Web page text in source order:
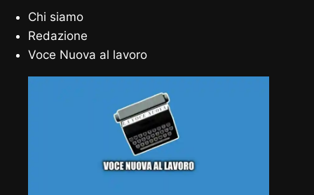
Chi siamo
Redazione
Voce Nuova al lavoro